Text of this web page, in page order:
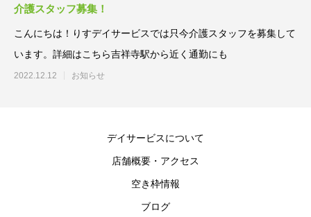
介護スタッフ募集！
こんにちは！りすデイサービスでは只今介護スタッフを募集して
います。詳細はこちら吉祥寺駅から近く通勤にも
2022.12.12 お知らせ
デイサービスについて
店舗概要・アクセス
空き枠情報
ブログ